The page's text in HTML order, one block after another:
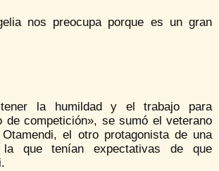
nos preocupa porque es un gran
tener la humildad y el trabajo para
de competición», se sumó el veterano
el otro protagonista de una
la que tenían expectativas de que